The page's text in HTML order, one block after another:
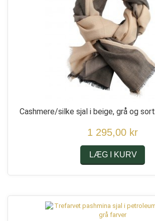
Cashmere/silke sjal i beige, grå og sort
1 295,00 kr
LÆG I KURV